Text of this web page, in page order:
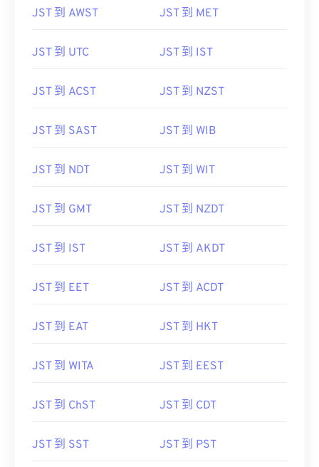
JST 到 AWST JST 到 MET
JST 到 UTC JST 到 IST
JST 到 ACST JST 到 NZST
JST 到 SAST JST 到 WIB
JST 到 NDT JST 到 WIT
JST 到 GMT JST 到 NZDT
JST 到 IST JST 到 AKDT
JST 到 EET JST 到 ACDT
JST 到 EAT JST 到 HKT
JST 到 WITA JST 到 EEST
JST 到 ChST JST 到 CDT
JST 到 SST JST 到 PST